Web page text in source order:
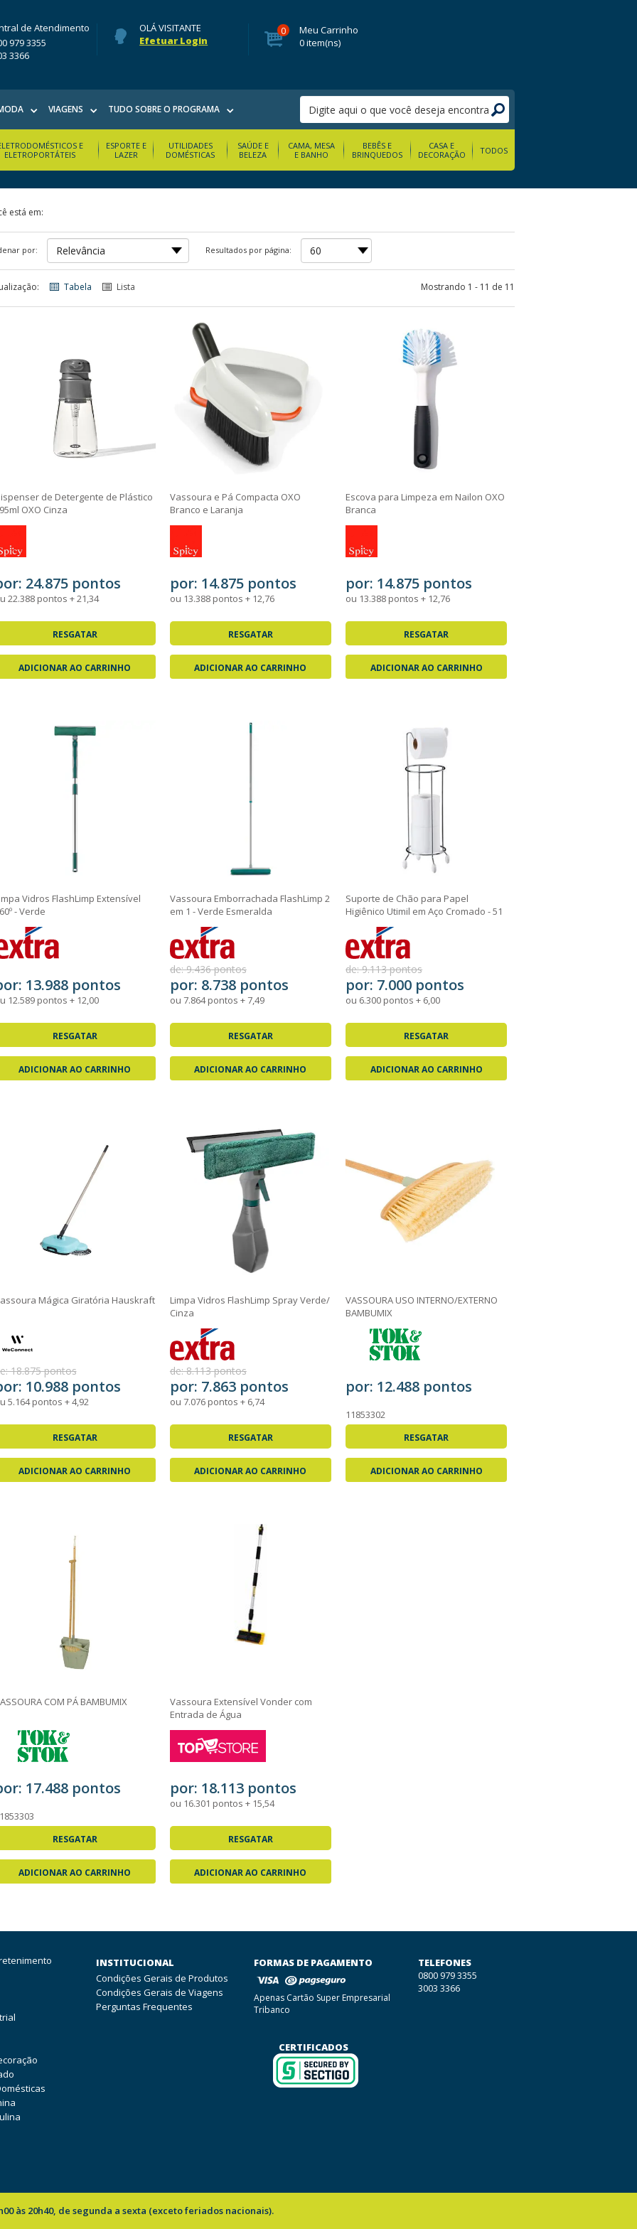
de Atendimento
979 3355
3366
OLÁ VISITANTE
Efetuar Login
0
Meu Carrinho
0 item(ns)
VIAGENS TUDO SOBRE O PROGRAMA
E
ELETROPORTÁTEIS
ESPORTE E
LAZER
UTILIDADES
DOMÉSTICAS
SAÚDE E
BELEZA
CAMA, MESA
E BANHO
BEBÊS E
BRINQUEDOS
CASA E
DECORAÇÃO
TODOS
está em:
por: Resultados por página:
Tabela Lista Mostrando 1 - 11 de 11
de Detergente de Plástico
OXO Cinza
24.875 pontos
22.388 pontos + 21,34
RESGATAR
ADICIONAR AO CARRINHO
Vassoura e Pá Compacta OXO
Branco e Laranja
por: 14.875 pontos
ou 13.388 pontos + 12,76
RESGATAR
ADICIONAR AO CARRINHO
Escova para Limpeza em Nailon OXO
Branca
por: 14.875 pontos
ou 13.388 pontos + 12,76
RESGATAR
ADICIONAR AO CARRINHO
Vidros FlashLimp Extensível
- Verde
13.988 pontos
12.589 pontos + 12,00
RESGATAR
ADICIONAR AO CARRINHO
Vassoura Emborrachada FlashLimp 2
em 1 - Verde Esmeralda
de: 9.436 pontos
por: 8.738 pontos
ou 7.864 pontos + 7,49
RESGATAR
ADICIONAR AO CARRINHO
Suporte de Chão para Papel
Higiênico Utimil em Aço Cromado - 51
de: 9.113 pontos
por: 7.000 pontos
ou 6.300 pontos + 6,00
RESGATAR
ADICIONAR AO CARRINHO
Mágica Giratória Hauskraft
18.875 pontos
10.988 pontos
5.164 pontos + 4,92
RESGATAR
ADICIONAR AO CARRINHO
Limpa Vidros FlashLimp Spray Verde/
Cinza
de: 8.113 pontos
por: 7.863 pontos
ou 7.076 pontos + 6,74
RESGATAR
ADICIONAR AO CARRINHO
VASSOURA USO INTERNO/EXTERNO
BAMBUMIX
por: 12.488 pontos
11853302
RESGATAR
ADICIONAR AO CARRINHO
COM PÁ BAMBUMIX
17.488 pontos
RESGATAR
ADICIONAR AO CARRINHO
Vassoura Extensível Vonder com
Entrada de Água
por: 18.113 pontos
ou 16.301 pontos + 15,54
RESGATAR
ADICIONAR AO CARRINHO
INSTITUCIONAL
Condições Gerais de Produtos
Condições Gerais de Viagens
Perguntas Frequentes
FORMAS DE PAGAMENTO
Apenas Cartão Super Empresarial
Tribanco
CERTIFICADOS
TELEFONES
0800 979 3355
3003 3366
às 20h40, de segunda a sexta (exceto feriados nacionais).